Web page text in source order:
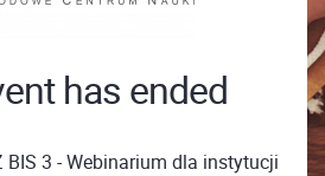
has ended
BIS 3 - Webinarium dla instytucji